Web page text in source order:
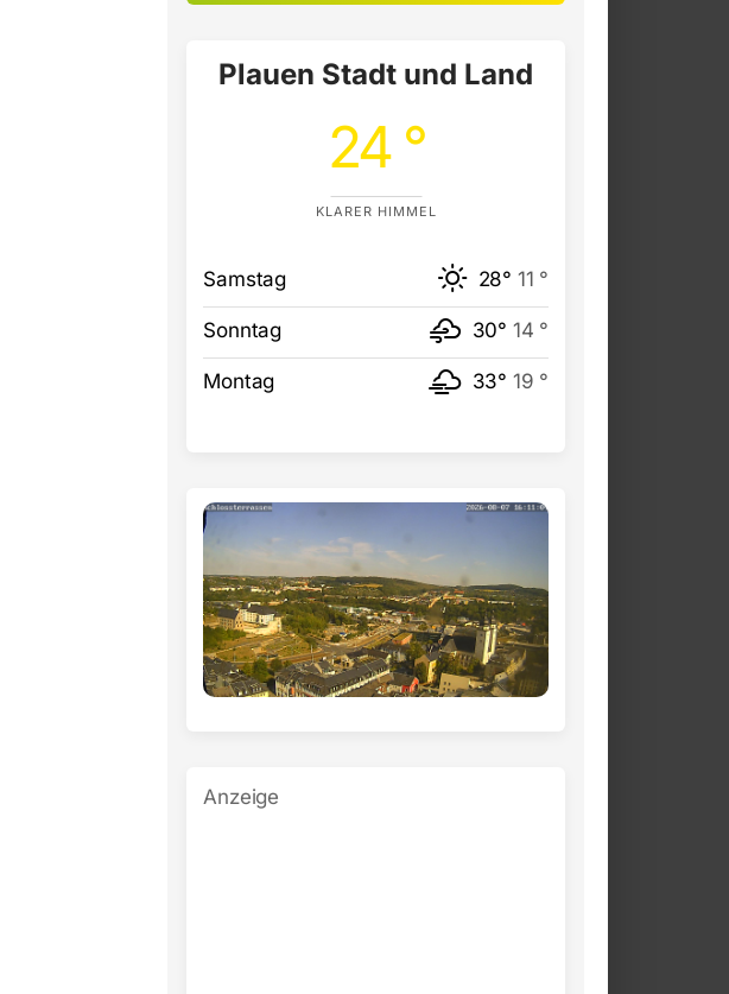
Plauen Stadt und Land
24 °
KLARER HIMMEL
Samstag 28° 11 °
Sonntag 30° 14 °
Montag 33° 19 °
Anzeige